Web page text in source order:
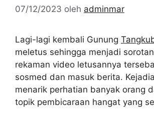
07/12/2023 oleh adminmar
Lagi-lagi kembali Gunung
meletus sehingga menjadi
rekaman video letusannya
sosmed dan masuk berita.
menarik perhatian banyak orang
topik pembicaraan hangat yang